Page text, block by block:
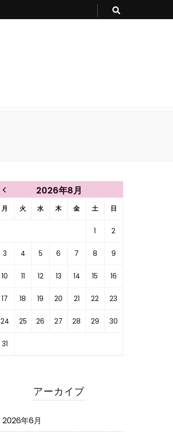
2026年8月
月 火 水 木 金 土 日
1 2
3 4 5 6 7 8 9
10 11 12 13 14 15 16
17 18 19 20 21 22 23
24 25 26 27 28 29 30
31
アーカイブ
2026年6月